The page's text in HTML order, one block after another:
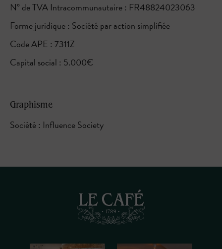
N° de TVA Intracommunautaire : FR48824023063
Forme juridique : Société par action simplifiée
Code APE : 7311Z
Capital social : 5.000€
Graphisme
Société : Influence Society